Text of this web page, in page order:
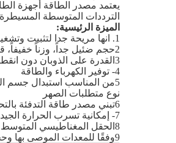
الترددات المتوسطة المسيطرة
الميزة الرئيسية:
1. انها مريحة جدا لتثبيت وتشغيل، ويمكنك تعلم ذلك على الفور؛
2حجم ضئيل جداً، وزناً خفيفاً، قابل للتحرك، يحتل مساحة أقل من متر مربع
3القدرة على الذوبان دون انقطاع على مدار 24 ساعة
4- توفير الكهرباء والطاقة
5من المناسب استبدال جسم الفرن بأوزان مختلفة ومواد مختلفة وطرق بدء مختلفة للتكيف مع الاحتياجات المختلفة.
نوع متطلبات الصهر
6تبني مصدر طاقة التدفئة بالتحفيز ذو الترددات المتوسطة الصغيرة للغاية ، والذي يختلف تمامًا عن مصدر طاقة الترددات المتوسطة التقليدية.
7- إمكانية تسرب الحرارة الجيدة ودرجة حرارة موحدة
8الحقل المغناطيسي المتوسط التردد له تأثير مغناطيسي على المعدن المنصهر، وهو مفيد لتكوين موحد وإزالة الرغوة.
9وفقًا للمعدات الموصى بها وحجم الصهر الأقصى ، فإن وقت الصهر لكل فرن هو 20-30 دقيقة.